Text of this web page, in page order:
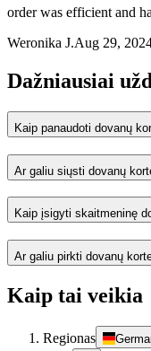
order was efficient and
Weronika J.Aug 29,
Dažniausiai
Kaip panaudoti dovanų
Ar galiu siųsti dovanų
Kaip įsigyti skaitmeninę
Ar galiu pirkti dovanų
Kaip tai veikia
Regionas